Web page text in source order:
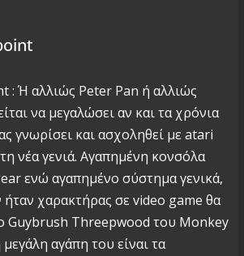
: Ή αλλιώς Peter Pan ή αλλιώς
να μεγαλώσει αν και τα χρόνια
γνωρίσει και ασχοληθεί με atari
νέα γενιά. Αγαπημένη κονσόλα
ενώ αγαπημένο σύστημα γενικά,
ήταν χαρακτήρας σε video game θα
ο Guybrush Threepwood του Monkey
αγάπη του είναι τα